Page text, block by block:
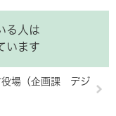
る人は
います
役場（企画課 デジ